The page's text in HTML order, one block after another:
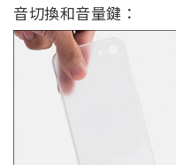
音切換和音量鍵：